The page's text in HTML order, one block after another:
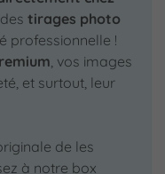
tirages photo
professionnelle !
, vos images
et surtout, leur
de les
à notre box